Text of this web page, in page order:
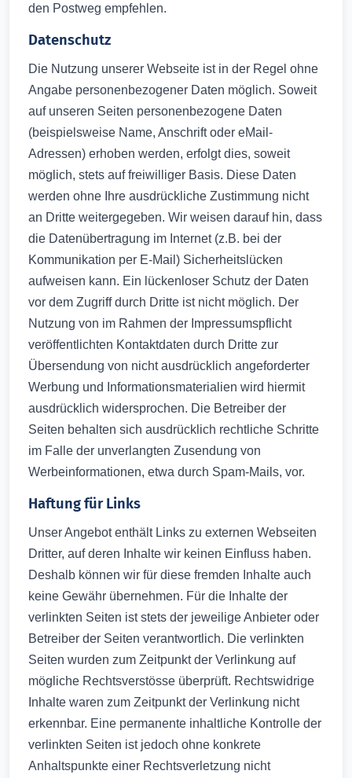
den Postweg empfehlen.
Datenschutz
Die Nutzung unserer Webseite ist in der Regel ohne
Angabe personenbezogener Daten möglich. Soweit
auf unseren Seiten personenbezogene Daten
(beispielsweise Name, Anschrift oder eMail-
Adressen) erhoben werden, erfolgt dies, soweit
möglich, stets auf freiwilliger Basis. Diese Daten
werden ohne Ihre ausdrückliche Zustimmung nicht
an Dritte weitergegeben. Wir weisen darauf hin, dass
die Datenübertragung im Internet (z.B. bei der
Kommunikation per E-Mail) Sicherheitslücken
aufweisen kann. Ein lückenloser Schutz der Daten
vor dem Zugriff durch Dritte ist nicht möglich. Der
Nutzung von im Rahmen der Impressumspflicht
veröffentlichten Kontaktdaten durch Dritte zur
Übersendung von nicht ausdrücklich angeforderter
Werbung und Informationsmaterialien wird hiermit
ausdrücklich widersprochen. Die Betreiber der
Seiten behalten sich ausdrücklich rechtliche Schritte
im Falle der unverlangten Zusendung von
Werbeinformationen, etwa durch Spam-Mails, vor.
Haftung für Links
Unser Angebot enthält Links zu externen Webseiten
Dritter, auf deren Inhalte wir keinen Einfluss haben.
Deshalb können wir für diese fremden Inhalte auch
keine Gewähr übernehmen. Für die Inhalte der
verlinkten Seiten ist stets der jeweilige Anbieter oder
Betreiber der Seiten verantwortlich. Die verlinkten
Seiten wurden zum Zeitpunkt der Verlinkung auf
mögliche Rechtsverstösse überprüft. Rechtswidrige
Inhalte waren zum Zeitpunkt der Verlinkung nicht
erkennbar. Eine permanente inhaltliche Kontrolle der
verlinkten Seiten ist jedoch ohne konkrete
Anhaltspunkte einer Rechtsverletzung nicht